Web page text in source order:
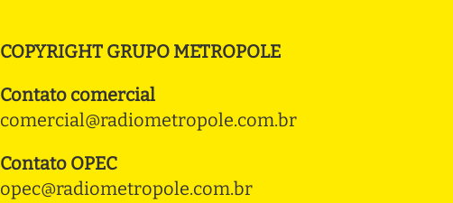
COPYRIGHT GRUPO METROPOLE
Contato comercial
comercial@radiometropole.com.br
Contato OPEC
opec@radiometropole.com.br